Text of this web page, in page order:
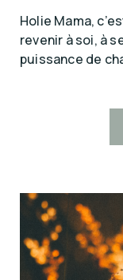
Holie Mama,
revenir à soi, à
puissance de